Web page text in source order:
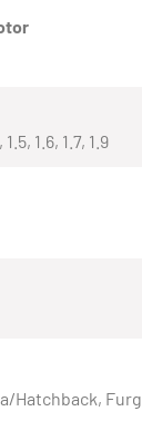
1.6, 1.7, 1.9
Hatchback,